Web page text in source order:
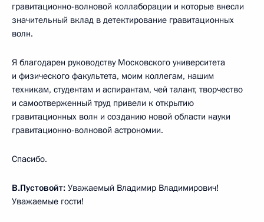
гравитационно-волновой коллаборации и которые внесли
значительный вклад в детектирование гравитационных
волн.
Я благодарен руководству Московского университета
и физического факультета, моим коллегам, нашим
техникам, студентам и аспирантам, чей талант, творчество
и самоотверженный труд привели к открытию
гравитационных волн и созданию новой области науки
гравитационно-волновой астрономии.
Спасибо.
В.Пустовойт: Уважаемый Владимир Владимирович!
Уважаемые гости!